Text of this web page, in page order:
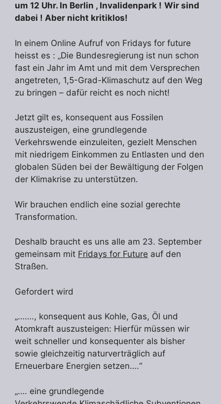
um 12 Uhr. In Berlin , Invalidenpark ! Wir sind
dabei ! Aber nicht kritiklos!
In einem Online Aufruf von Fridays for future
heisst es : „Die Bundesregierung ist nun schon
fast ein Jahr im Amt und mit dem Versprechen
angetreten, 1,5-Grad-Klimaschutz auf den Weg
zu bringen – dafür reicht es noch nicht!
Jetzt gilt es, konsequent aus Fossilen
auszusteigen, eine grundlegende
Verkehrswende einzuleiten, gezielt Menschen
mit niedrigem Einkommen zu Entlasten und den
globalen Süden bei der Bewältigung der Folgen
der Klimakrise zu unterstützen.
Wir brauchen endlich eine sozial gerechte
Transformation.
Deshalb braucht es uns alle am 23. September
gemeinsam mit Fridays for Future auf den
Straßen.
Gefordert wird
„……., konsequent aus Kohle, Gas, Öl und
Atomkraft auszusteigen: Hierfür müssen wir
weit schneller und konsequenter als bisher
sowie gleichzeitig naturverträglich auf
Erneuerbare Energien setzen….“
„…. eine grundlegende